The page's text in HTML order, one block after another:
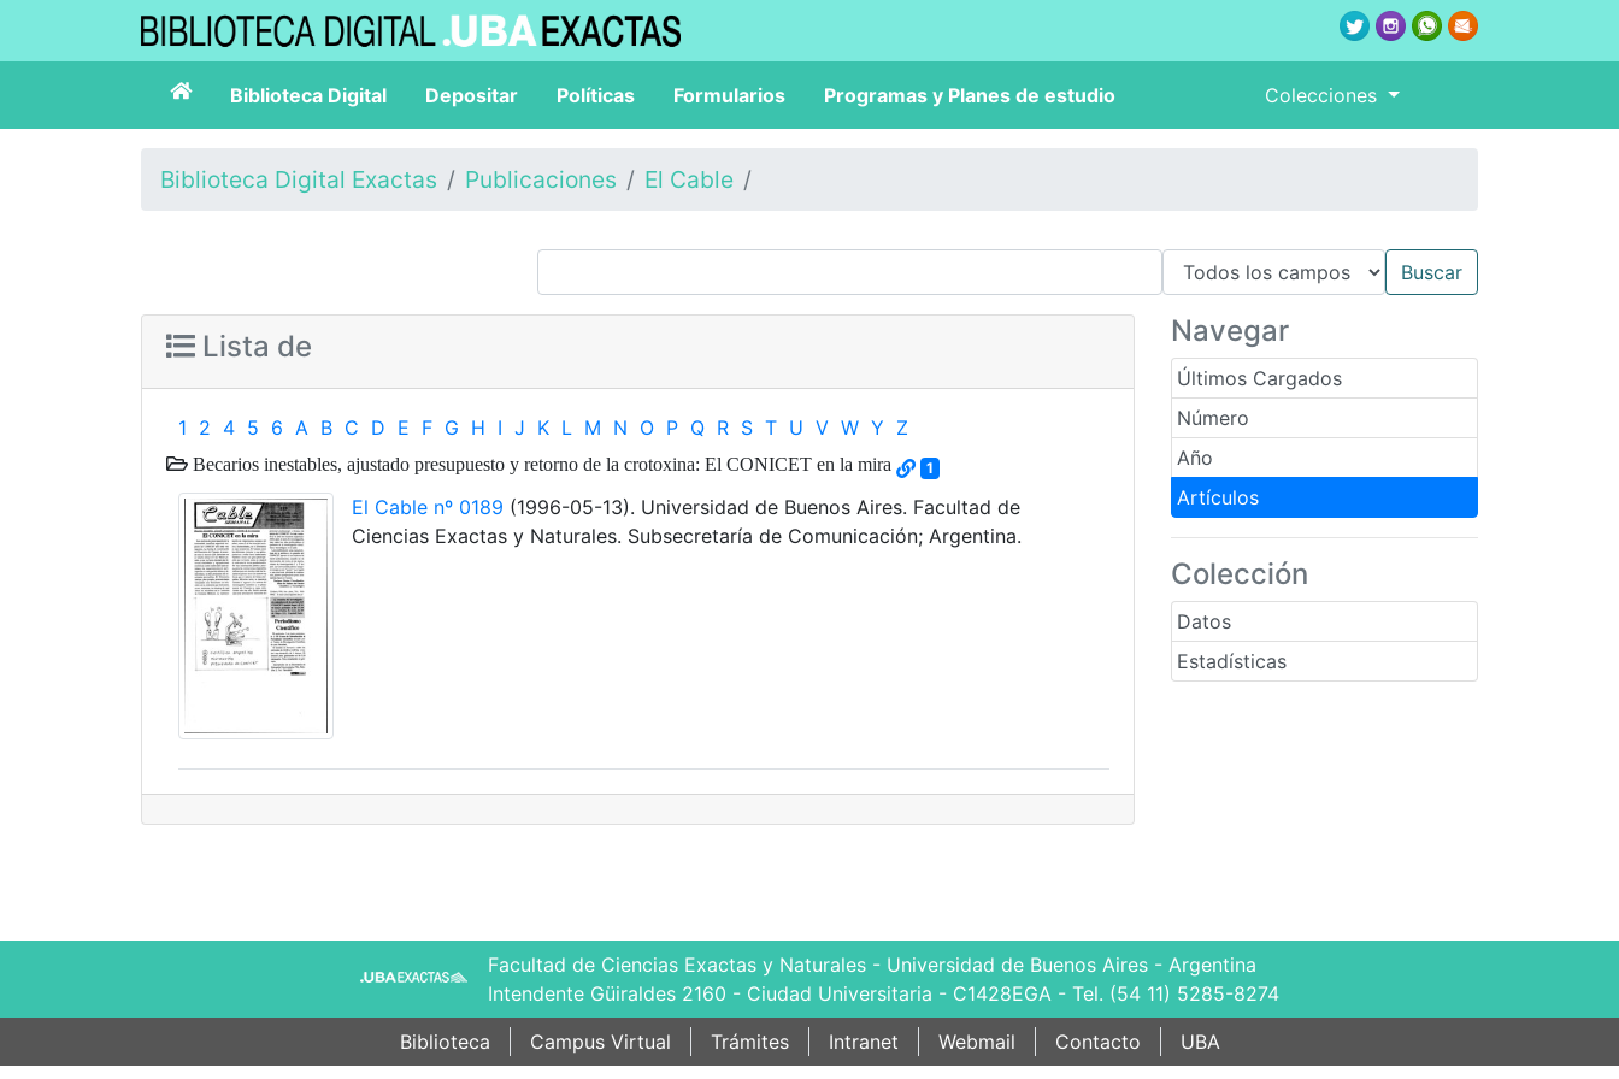
Biblioteca Digital Depositar Políticas Formularios Programas y Planes de estudio Colecciones
Biblioteca Digital Exactas Publicaciones El Cable
Navegar
Últimos Cargados
Número
Año
Artículos
Colección
Datos
Estadísticas
Lista de
1 2 4 5 6 A B C D E F G H I J K L M N O P Q R S T U V W Y Z
Becarios inestables, ajustado presupuesto y retorno de la crotoxina: El CONICET en la mira 1
El Cable nº 0189 (1996-05-13). Universidad de Buenos Aires. Facultad de
Ciencias Exactas y Naturales. Subsecretaría de Comunicación; Argentina.
Facultad de Ciencias Exactas y Naturales - Universidad de Buenos Aires - Argentina
Intendente Güiraldes 2160 - Ciudad Universitaria - C1428EGA - Tel. (54 11) 5285-8274
Biblioteca
Campus Virtual Trámites Intranet Webmail Contacto UBA